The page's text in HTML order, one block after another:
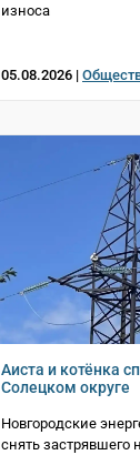
износа
05.08.2026 |
Аиста и котёнка
Солецком округе
Новгородские
снять застрявшего